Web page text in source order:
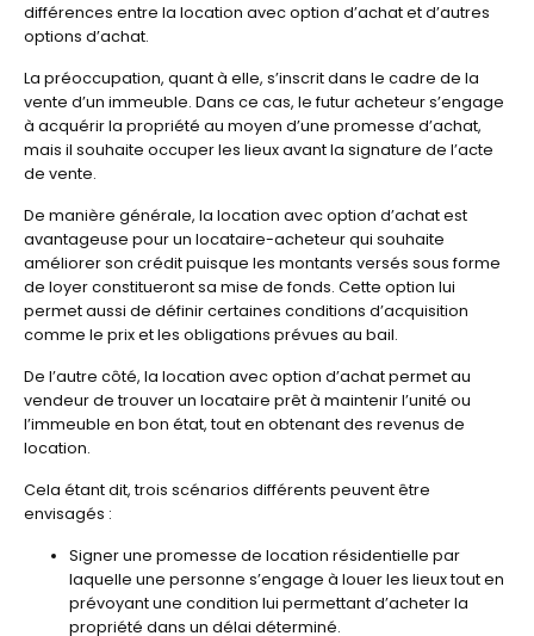
différences entre la location avec option d’achat et d’autres
options d’achat.
La préoccupation, quant à elle, s’inscrit dans le cadre de la
vente d’un immeuble. Dans ce cas, le futur acheteur s’engage
à acquérir la propriété au moyen d’une promesse d’achat,
mais il souhaite occuper les lieux avant la signature de l’acte
de vente.
De manière générale, la location avec option d’achat est
avantageuse pour un locataire-acheteur qui souhaite
améliorer son crédit puisque les montants versés sous forme
de loyer constitueront sa mise de fonds. Cette option lui
permet aussi de définir certaines conditions d’acquisition
comme le prix et les obligations prévues au bail.
De l’autre côté, la location avec option d’achat permet au
vendeur de trouver un locataire prêt à maintenir l’unité ou
l’immeuble en bon état, tout en obtenant des revenus de
location.
Cela étant dit, trois scénarios différents peuvent être
envisagés :
Signer une promesse de location résidentielle par
laquelle une personne s’engage à louer les lieux tout en
prévoyant une condition lui permettant d’acheter la
propriété dans un délai déterminé.